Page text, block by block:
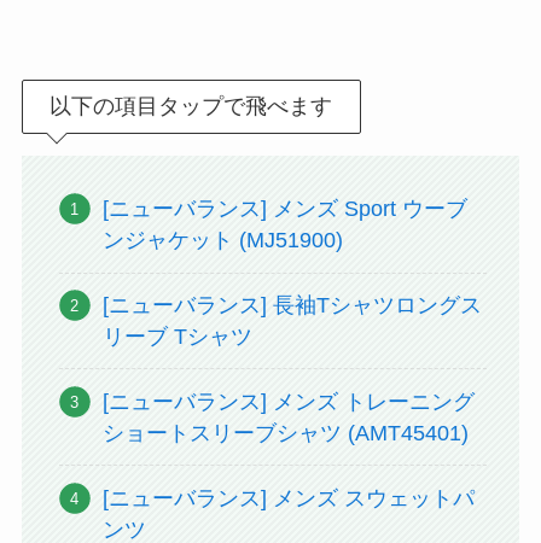
以下の項目タップで飛べます
[ニューバランス] メンズ Sport ウーブ
ンジャケット (MJ51900)
[ニューバランス] 長袖Tシャツロングス
リーブ Tシャツ
[ニューバランス] メンズ トレーニング
ショートスリーブシャツ (AMT45401)
[ニューバランス] メンズ スウェットパ
ンツ